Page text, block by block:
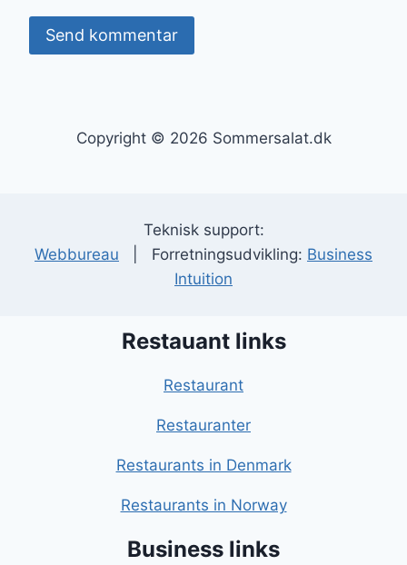
Copyright © 2026 Sommersalat.dk
Teknisk support:
Webbureau | Forretningsudvikling: Business
Intuition
Restauant links
Restaurant
Restauranter
Restaurants in Denmark
Restaurants in Norway
Business links